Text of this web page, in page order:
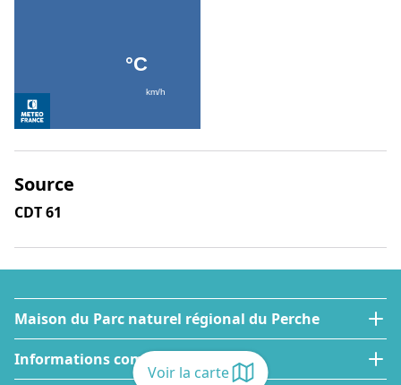
Voir la carte
Source
CDT 61
Maison du Parc naturel régional du Perche
Informations complémentaires